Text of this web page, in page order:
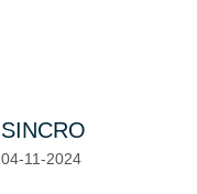
SINCRO
04-11-2024